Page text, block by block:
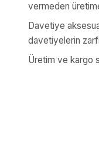
vermeden
Davetiye
davetiyelerin
Üretim ve kargo